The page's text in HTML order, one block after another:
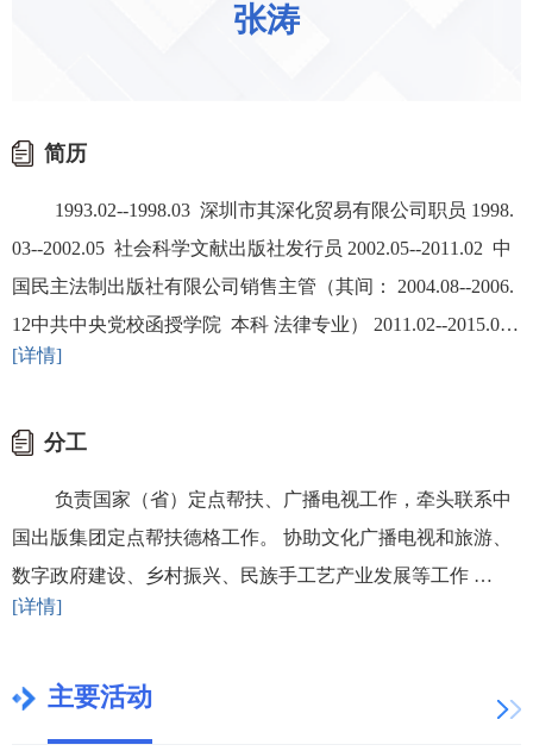
张涛
简历
1993.02--1998.03 深圳市其深化贸易有限公司职员 1998.
03--2002.05 社会科学文献出版社发行员 2002.05--2011.02 中
国民主法制出版社有限公司销售主管（其间： 2004.08--2006.
12中共中央党校函授学院 本科 法律专业） 2011.02--2015.0
3…
[详情]
分工
负责国家（省）定点帮扶、广播电视工作，牵头联系中
国出版集团定点帮扶德格工作。 协助文化广播电视和旅游、
数字政府建设、乡村振兴、民族手工艺产业发展等工作 …
[详情]
主要活动